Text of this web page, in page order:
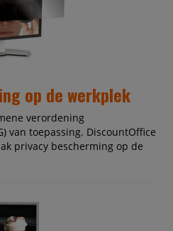
op de werkplek
verordening
van toepassing. DiscountOffice
privacy bescherming op de